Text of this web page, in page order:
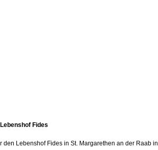
Fides
Lebenshof Fides in St. Margarethen an der Raab in